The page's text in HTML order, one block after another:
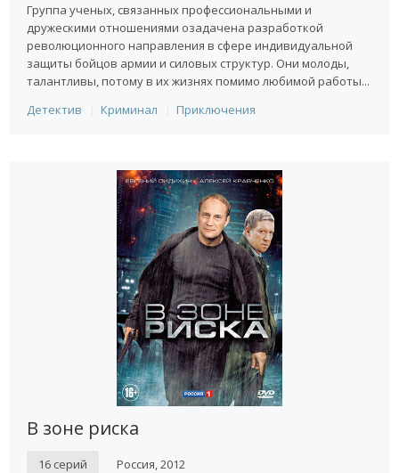
Группа ученых, связанных профессиональными и
дружескими отношениями озадачена разработкой
революционного направления в сфере индивидуальной
защиты бойцов армии и силовых структур. Они молоды,
талантливы, потому в их жизнях помимо любимой работы...
Детектив
Криминал Приключения
В зоне риска
16 серий Россия, 2012